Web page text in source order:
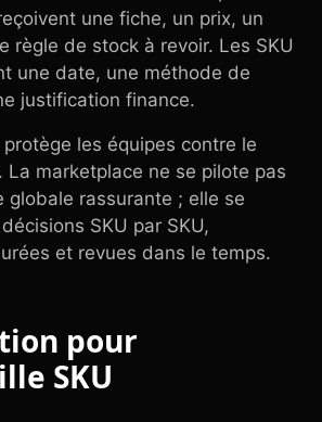
une fiche, un prix, un
règle de stock à revoir. Les SKU
une date, une méthode de
justification finance.
les équipes contre le
La marketplace ne se pilote pas
globale rassurante ; elle se
SKU par SKU,
et revues dans le temps.
pour
SKU